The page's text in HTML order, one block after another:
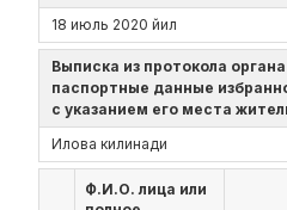
18 июль 2020 йил
Выписка из протокола
паспортные данные
с указанием его места
Илова килинади
Ф.И.О. лица или